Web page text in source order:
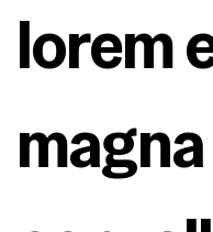
lorem
magna